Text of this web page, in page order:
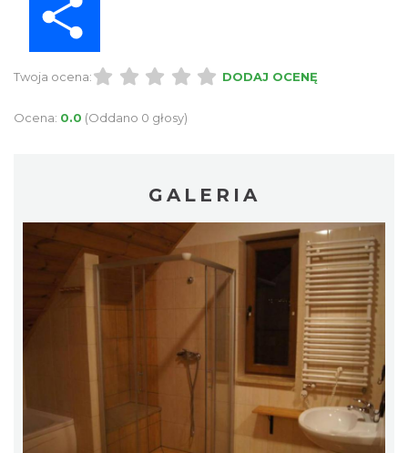
Twoja ocena: DODAJ OCENĘ
Ocena: 0.0 (Oddano 0 głosy)
GALERIA